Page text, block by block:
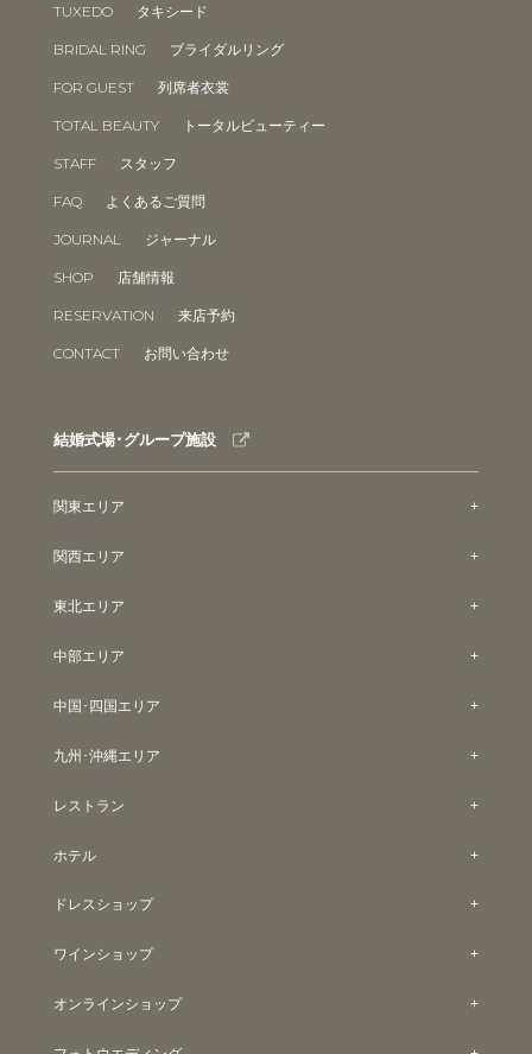
TUXEDO タキシード
BRIDAL RING ブライダルリング
FOR GUEST 列席者衣裳
TOTAL BEAUTY トータルビューティー
STAFF スタッフ
FAQ よくあるご質問
JOURNAL ジャーナル
SHOP 店舗情報
RESERVATION 来店予約
CONTACT お問い合わせ
結婚式場･グループ施設
関東エリア
関西エリア
東北エリア
中部エリア
中国･四国エリア
九州･沖縄エリア
レストラン
ホテル
ドレスショップ
ワインショップ
オンラインショップ